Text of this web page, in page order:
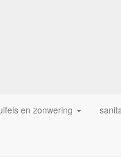
en zonwering